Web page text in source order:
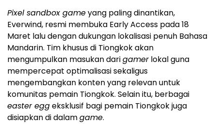
Pixel sandbox gameyang paling dinantikan,
Everwind, resmi membuka Early Access pada 18
Maret lalu dengan dukungan lokalisasi penuh Bahasa
Mandarin. Tim khusus di Tiongkok akan
mengumpulkan masukan darigamerlokal guna
mempercepat optimalisasi sekaligus
mengembangkan konten yang relevan untuk
komunitas pemain Tiongkok. Selain itu, berbagai
easter eggeksklusif bagi pemain Tiongkok juga
disiapkan di dalamgame.